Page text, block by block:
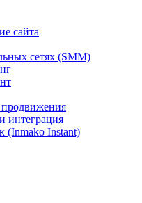
сайта
сетях (SMM)
продвижения
интеграция
(Inmako Instant)